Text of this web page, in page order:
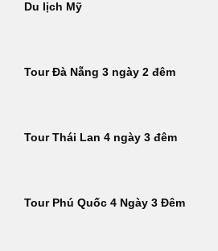
Du lịch Mỹ
Tour Đà Nẵng 3 ngày 2 đêm
Tour Thái Lan 4 ngày 3 đêm
Tour Phú Quốc 4 Ngày 3 Đêm